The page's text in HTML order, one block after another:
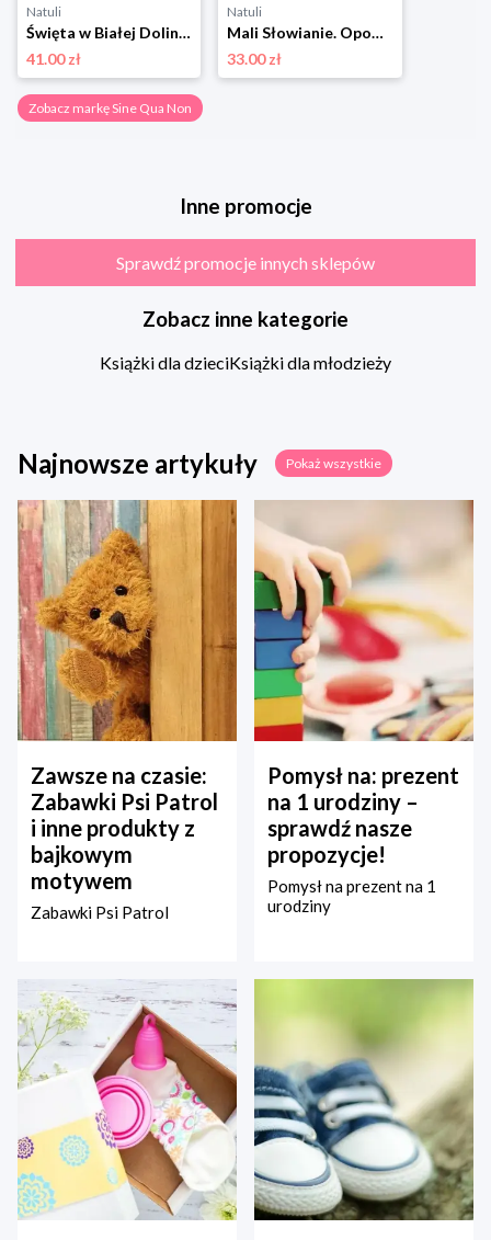
Natuli
Święta w Białej Dolinie Sine qua non
41.00 zł
Natuli
Mali Słowianie. Opowiadania o dawnym świecie Sine qua non
33.00 zł
Zobacz markę Sine Qua Non
Inne promocje
Sprawdź promocje innych sklepów
Zobacz inne kategorie
Książki dla dzieciKsiążki dla młodzieży
Najnowsze artykuły Pokaż wszystkie
Zawsze na czasie:
Zabawki Psi Patrol
i inne produkty z
bajkowym
motywem
Zabawki Psi Patrol
Pomysł na: prezent
na 1 urodziny –
sprawdź nasze
propozycje!
Pomysł na prezent na 1
urodziny